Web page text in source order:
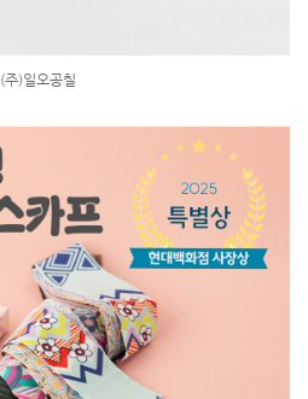
(주)일오공칠